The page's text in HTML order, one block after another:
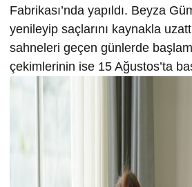
Fabrikası’nda yapıldı. Beyza
yenileyip saçlarını kaynakla
sahneleri geçen günlerde
çekimlerinin ise 15 Ağustos’ta